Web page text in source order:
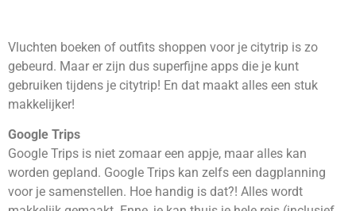
Vluchten boeken of outfits shoppen voor je citytrip is zo
gebeurd. Maar er zijn dus superfijne apps die je kunt
gebruiken tijdens je citytrip! En dat maakt alles een stuk
makkelijker!
Google Trips
Google Trips is niet zomaar een appje, maar alles kan
worden gepland. Google Trips kan zelfs een dagplanning
voor je samenstellen. Hoe handig is dat?! Alles wordt